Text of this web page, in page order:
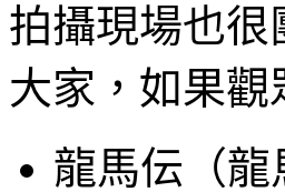
拍攝現場也
大家，如果
龍馬伝（龍